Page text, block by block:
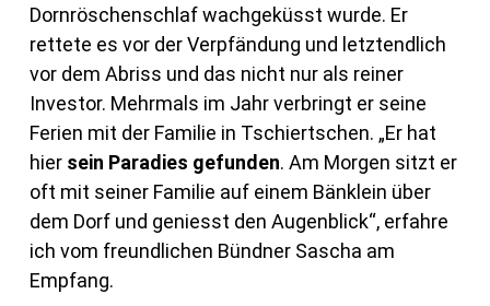
Dornröschenschlaf wachgeküsst wurde. Er
rettete es vor der Verpfändung und letztendlich
vor dem Abriss und das nicht nur als reiner
Investor. Mehrmals im Jahr verbringt er seine
Ferien mit der Familie in Tschiertschen. „Er hat
hier sein Paradies gefunden. Am Morgen sitzt er
oft mit seiner Familie auf einem Bänklein über
dem Dorf und geniesst den Augenblick“, erfahre
ich vom freundlichen Bündner Sascha am
Empfang.